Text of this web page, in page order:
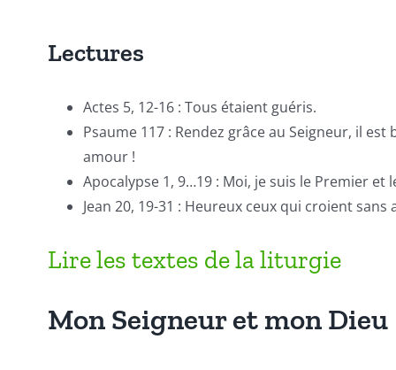
Lectures
Actes 5, 12-16 : Tous étaient guéris.
Psaume 117 : Rendez grâce au Seigneur, il est
amour !
Apocalypse 1, 9…19 : Moi, je suis le Premier et
Jean 20, 19-31 : Heureux ceux qui croient sans
Lire les textes de la liturgie
Mon Seigneur et mon Dieu